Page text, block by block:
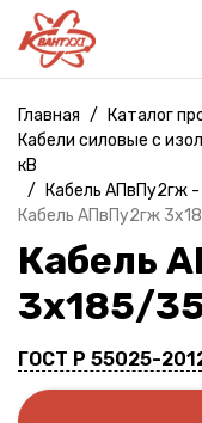
Главная / Каталог
Кабели силовые с
кВ
/
Кабель АПвПу2гж -
Кабель АПвПу2гж
Кабель
3х185/
ГОСТ Р 55025-